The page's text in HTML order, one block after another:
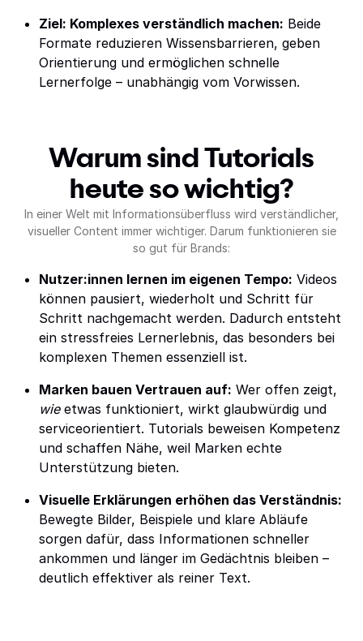
Ziel: Komplexes verständlich machen: Beide
Formate reduzieren Wissensbarrieren, geben
Orientierung und ermöglichen schnelle
Lernerfolge – unabhängig vom Vorwissen.
Warum sind Tutorials
heute so wichtig?
In einer Welt mit Informationsüberfluss wird verständlicher,
visueller Content immer wichtiger. Darum funktionieren sie
so gut für Brands:
Nutzer:innen lernen im eigenen Tempo: Videos
können pausiert, wiederholt und Schritt für
Schritt nachgemacht werden. Dadurch entsteht
ein stressfreies Lernerlebnis, das besonders bei
komplexen Themen essenziell ist.
Marken bauen Vertrauen auf: Wer offen zeigt,
wieetwas funktioniert, wirkt glaubwürdig und
serviceorientiert. Tutorials beweisen Kompetenz
und schaffen Nähe, weil Marken echte
Unterstützung bieten.
Visuelle Erklärungen erhöhen das Verständnis:
Bewegte Bilder, Beispiele und klare Abläufe
sorgen dafür, dass Informationen schneller
ankommen und länger im Gedächtnis bleiben –
deutlich effektiver als reiner Text.